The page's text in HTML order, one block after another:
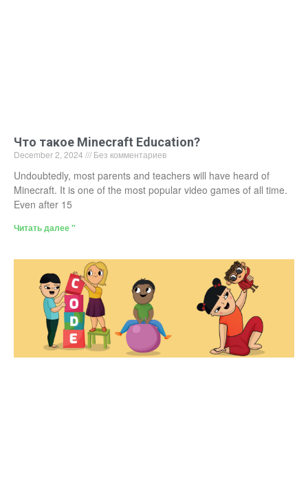
Что такое Minecraft Education?
December 2, 2024 Без комментариев
Undoubtedly, most parents and teachers will have heard of
Minecraft. It is one of the most popular video games of all time.
Even after 15
Читать далее "